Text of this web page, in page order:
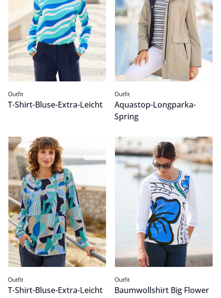
Outfit
T-Shirt-Bluse-Extra-Leicht
Outfit
Aquastop-Longparka-
Spring
T-Shirt-Bluse-Extra-Leicht
Passform Outfit.
Outfit
T-Shirt-Bluse-Extra-Leicht
Baumwollshirt Big Flower
Passform Outfit.
Outfit
Baumwollshirt Big Flower